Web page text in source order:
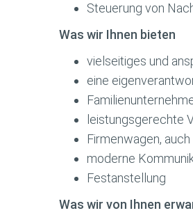
Steuerung von
Was wir Ihnen bieten
vielseitiges und
eine
leistungsgerechte
Firmenwagen,
moderne
Festanstellung
Was wir von Ihnen